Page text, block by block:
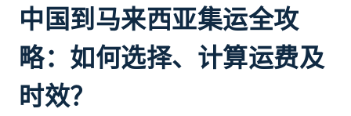
中国到马来西亚集运全攻
略：如何选择、计算运费及
时效？